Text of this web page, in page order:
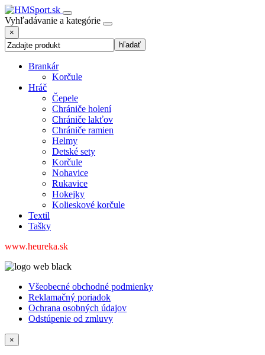
Vyhľadávanie a kategórie
×
Brankár
Korčule
Hráč
Čepele
Chrániče holení
Chrániče lakťov
Chrániče ramien
Helmy
Detské sety
Korčule
Nohavice
Rukavice
Hokejky
Kolieskové korčule
Textil
Tašky
www.heureka.sk
Všeobecné obchodné podmienky
Reklamačný poriadok
Ochrana osobných údajov
Odstúpenie od zmluvy
×